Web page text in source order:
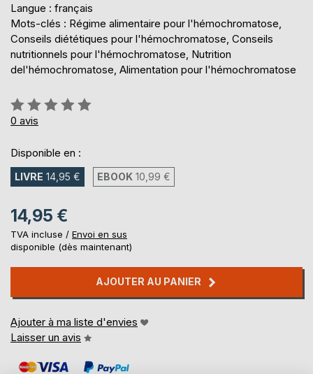
Langue : français
Mots-clés : Régime alimentaire pour l'hémochromatose,
Conseils diététiques pour l'hémochromatose, Conseils
nutritionnels pour l'hémochromatose, Nutrition
del'hémochromatose, Alimentation pour l'hémochromatose
Évaluation:
0%
0 avis
Disponible en :
LIVRE 14,95 € EBOOK 10,99 €
14,95 €
TVA incluse / Envoi en sus
disponible (dès maintenant)
AJOUTER AU PANIER
Ajouter à ma liste d'envies
Laisser un avis